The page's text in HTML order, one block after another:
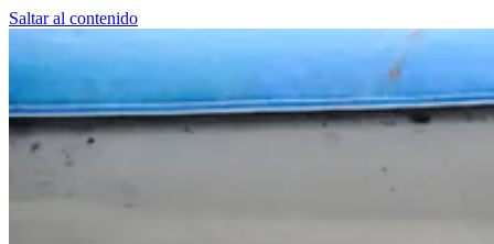
Saltar al contenido